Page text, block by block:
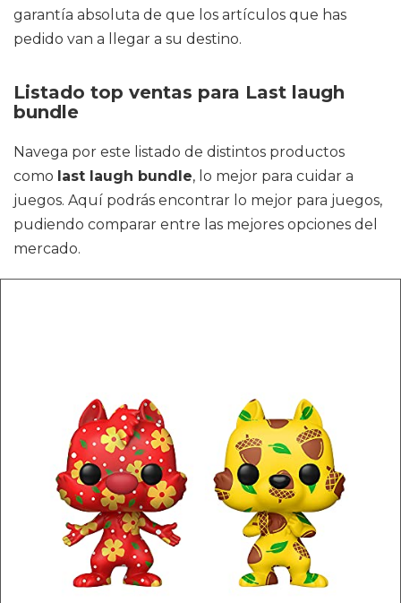
garantía absoluta de que los artículos que has
pedido van a llegar a su destino.
Listado top ventas para Last laugh
bundle
Navega por este listado de distintos productos
como last laugh bundle, lo mejor para cuidar a
juegos. Aquí podrás encontrar lo mejor para juegos,
pudiendo comparar entre las mejores opciones del
mercado.